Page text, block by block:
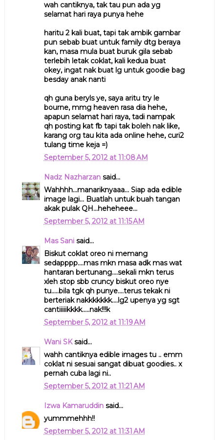
wah cantiknya, tak tau pun ada yg
selamat hari raya punya hehe
haritu 2 kali buat, tapi tak ambik gambar
pun sebab buat untuk family dtg beraya
kan, masa mula buat buruk gila sebab
terlebih letak coklat, kali kedua buat
okey, ingat nak buat lg untuk goodie bag
besday anak nanti
qh guna beryls ye, saya aritu try le
bourne, mmg heaven rasa dia hehe,
apapun selamat hari raya, tadi nampak
qh posting kat fb tapi tak boleh nak like,
karang org tau kita ada online hehe, curi2
tulang time keja =)
September 5, 2012 at 11:08 AM
Nadz Nazharzansaid...
Wahhhh...manariknyaaa... Siap ada edible
image lagi... Buatlah untuk buah tangan
akak pulak QH...heheheee...
September 5, 2012 at 11:15 AM
Mas Sanisaid...
Biskut coklat oreo ni memang
sedapppp....mas mkn masa adk mas wat
hantaran bertunang....sekali mkn terus
xleh stop sbb cruncy biskut oreo nye
tu.....bila tgk qh punye....terus tekak ni
berteriak nakkkkkkk....lg2 upenya yg sgt
cantiiiiikkkk.....nak!!!k
September 5, 2012 at 11:19 AM
Wani SKsaid...
wahh cantiknya edible images tu .. emm
coklat ni sesuai sangat dibuat goodies.. x
pernah cuba lagi ni..
September 5, 2012 at 11:21 AM
Izwa Kamaruddinsaid...
yummmehhh!!
September 5, 2012 at 11:31 AM